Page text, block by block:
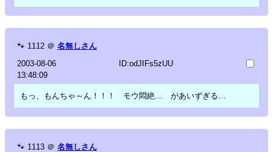
🐾 1112 ＠ 名無しさん
2003-08-06
13:48:09
ID:odJIFs5zUU
もっ、もんちゃ～ん！！！ モウ悶絶… があいずぎる…
🐾 1113 ＠ 名無しさん